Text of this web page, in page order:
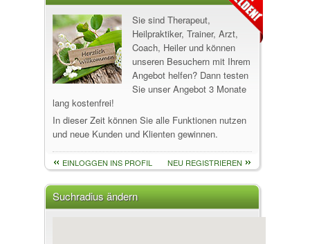
Sie sind Therapeut,
Heilpraktiker, Trainer, Arzt,
Coach, Heiler und können
unseren Besuchern mit Ihrem
Angebot helfen? Dann testen
Sie unser Angebot 3 Monate
lang kostenfrei!
In dieser Zeit können Sie alle Funktionen nutzen
und neue Kunden und Klienten gewinnen.
EINLOGGEN INS PROFIL NEU REGISTRIEREN
Suchradius ändern